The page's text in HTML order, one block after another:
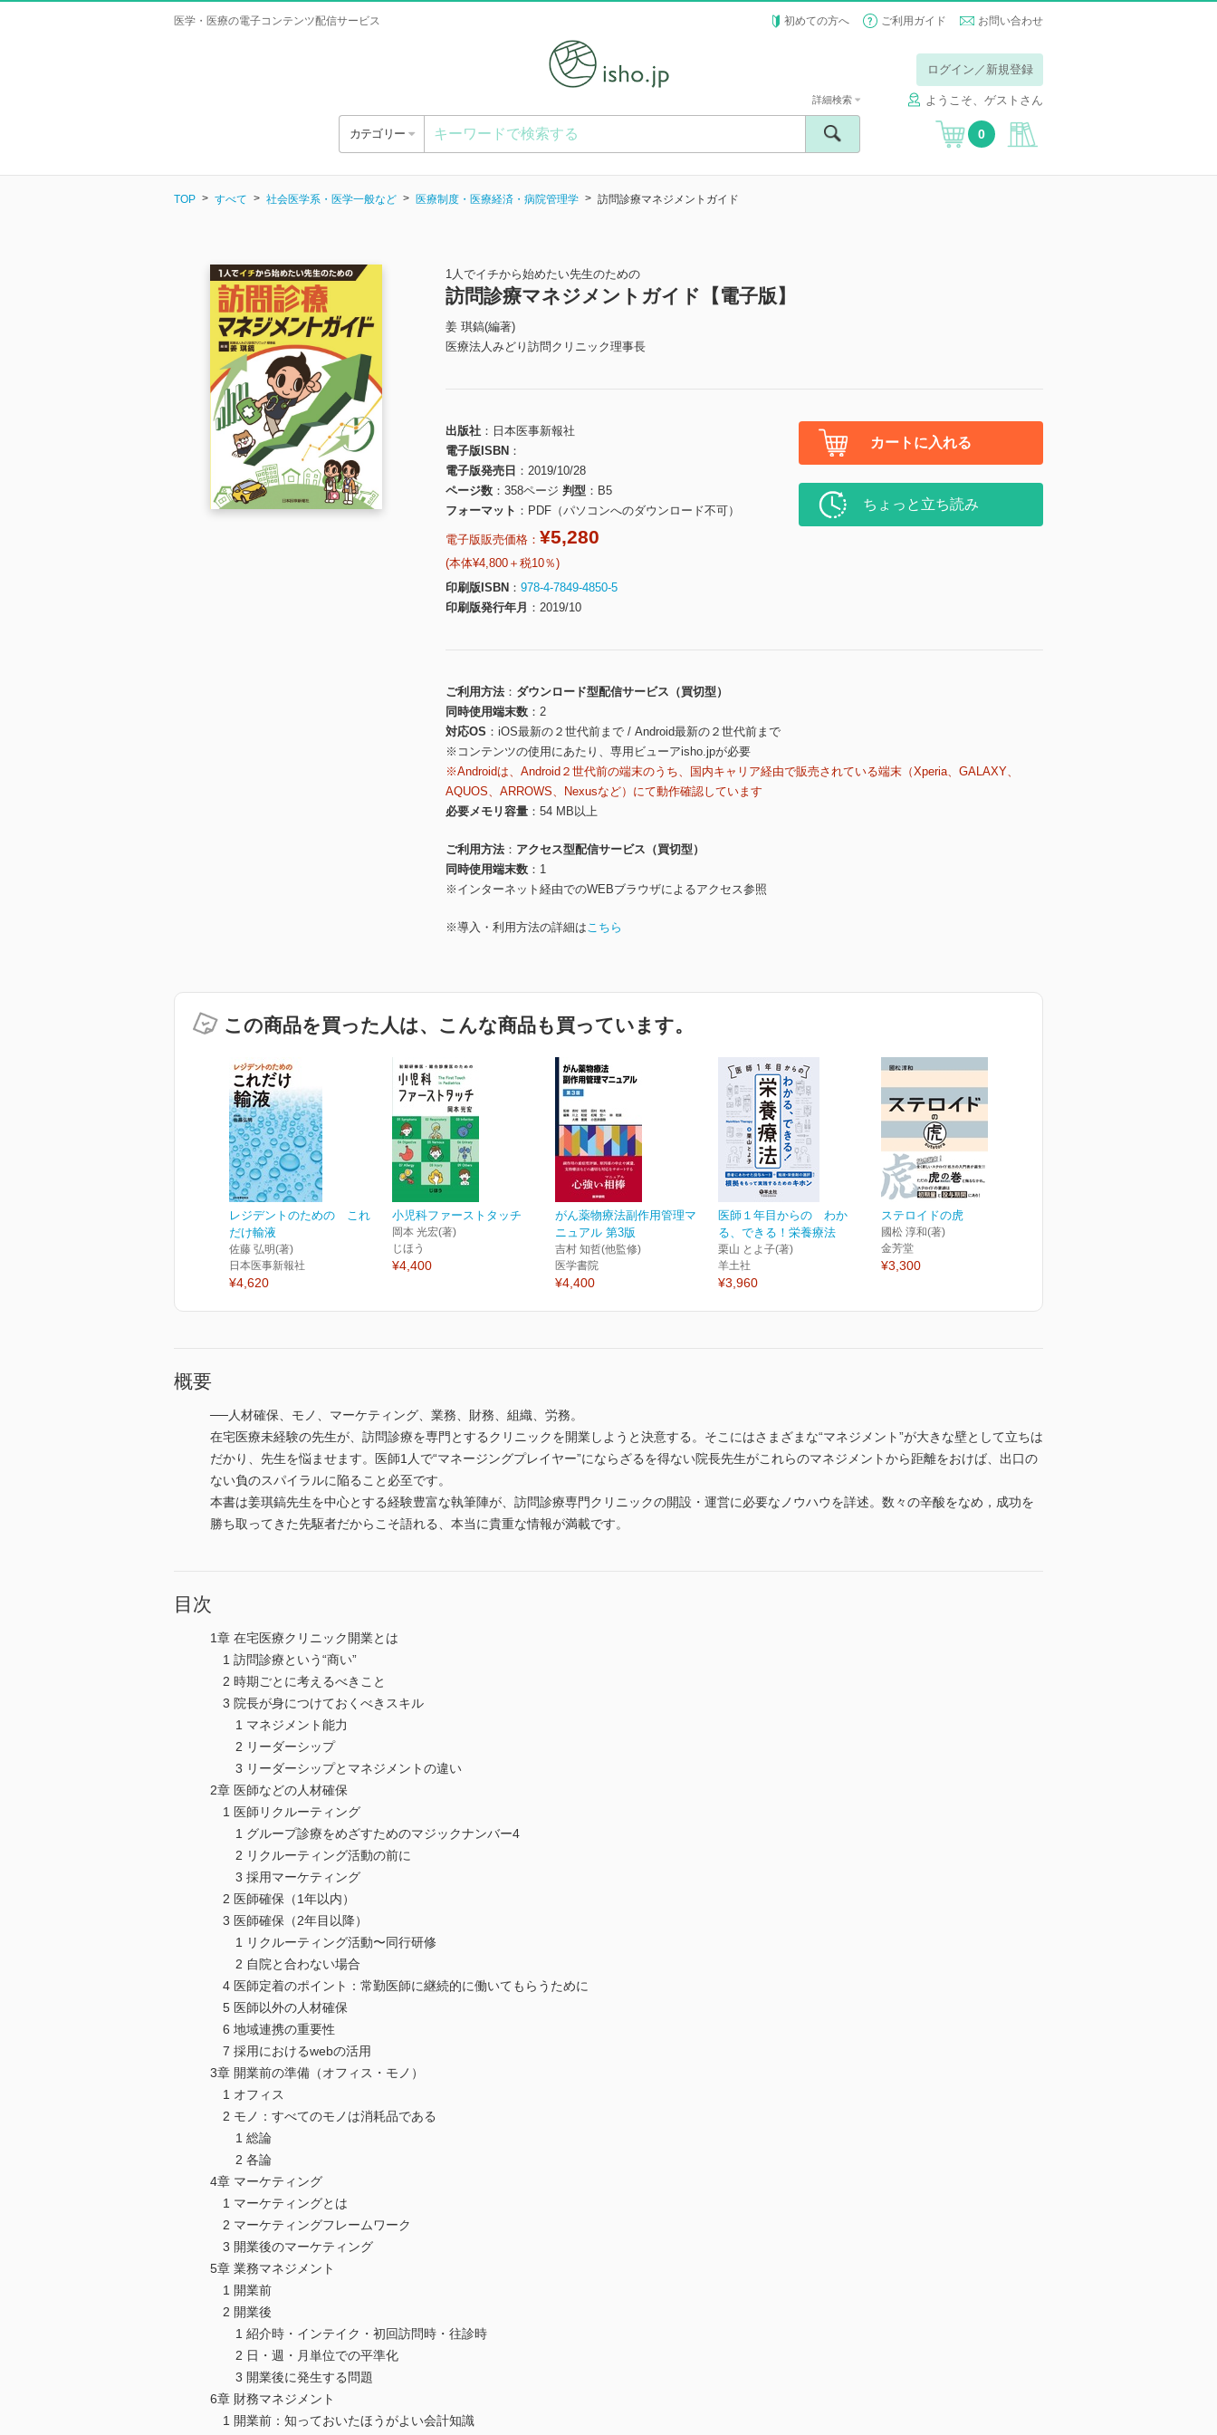
医学・医療の電子コンテンツ配信サービス 初めての方へ ご利用ガイド お問い合わせ
ログイン／新規登録
ようこそ、ゲストさん
カテゴリー
詳細検索
0
TOP すべて 社会医学系・医学一般など 医療制度・医療経済・病院管理学 訪問診療マネジメントガイド
1人でイチから始めたい先生のための
訪問診療マネジメントガイド【電子版】
姜 琪鎬(編著)
医療法人みどり訪問クリニック理事長
出版社
日本医事新報社
電子版ISBN
電子版発売日
2019/10/28
ページ数
358ページ 判型
B5
フォーマット
PDF（パソコンへのダウンロード不可）
電子版販売価格： ¥5,280
(本体¥4,800＋税10％)
印刷版ISBN
978-4-7849-4850-5
印刷版発行年月
2019/10
カートに入れる
ちょっと立ち読み
ご利用方法
ダウンロード型配信サービス（買切型）
同時使用端末数
2
対応OS
iOS最新の２世代前まで / Android最新の２世代前まで
※コンテンツの使用にあたり、専用ビューアisho.jpが必要
※Androidは、Android２世代前の端末のうち、国内キャリア経由で販売されている端末（Xperia、GALAXY、
AQUOS、ARROWS、Nexusなど）にて動作確認しています
必要メモリ容量
54 MB以上
ご利用方法
アクセス型配信サービス（買切型）
同時使用端末数
1
※インターネット経由でのWEBブラウザによるアクセス参照
※導入・利用方法の詳細はこちら
この商品を買った人は、こんな商品も買っています。
レジデントのための これ
だけ輸液
佐藤 弘明(著)
日本医事新報社
¥4,620
小児科ファーストタッチ
岡本 光宏(著)
じほう
¥4,400
がん薬物療法副作用管理マ
ニュアル 第3版
吉村 知哲(他監修)
医学書院
¥4,400
医師１年目からの わか
る、できる！栄養療法
栗山 とよ子(著)
羊土社
¥3,960
ステロイドの虎
國松 淳和(著)
金芳堂
¥3,300
概要
──人材確保、モノ、マーケティング、業務、財務、組織、労務。
在宅医療未経験の先生が、訪問診療を専門とするクリニックを開業しようと決意する。そこにはさまざまな“マネジメント”が大きな壁として立ちは
だかり、先生を悩ませます。医師1人で“マネージングプレイヤー”にならざるを得ない院長先生がこれらのマネジメントから距離をおけば、出口の
ない負のスパイラルに陥ること必至です。
本書は姜琪鎬先生を中心とする経験豊富な執筆陣が、訪問診療専門クリニックの開設・運営に必要なノウハウを詳述。数々の辛酸をなめ，成功を
勝ち取ってきた先駆者だからこそ語れる、本当に貴重な情報が満載です。
目次
1章 在宅医療クリニック開業とは
1 訪問診療という“商い”
2 時期ごとに考えるべきこと
3 院長が身につけておくべきスキル
1 マネジメント能力
2 リーダーシップ
3 リーダーシップとマネジメントの違い
2章 医師などの人材確保
1 医師リクルーティング
1 グループ診療をめざすためのマジックナンバー4
2 リクルーティング活動の前に
3 採用マーケティング
2 医師確保（1年以内）
3 医師確保（2年目以降）
1 リクルーティング活動〜同行研修
2 自院と合わない場合
4 医師定着のポイント：常勤医師に継続的に働いてもらうために
5 医師以外の人材確保
6 地域連携の重要性
7 採用におけるwebの活用
3章 開業前の準備（オフィス・モノ）
1 オフィス
2 モノ：すべてのモノは消耗品である
1 総論
2 各論
4章 マーケティング
1 マーケティングとは
2 マーケティングフレームワーク
3 開業後のマーケティング
5章 業務マネジメント
1 開業前
2 開業後
1 紹介時・インテイク・初回訪問時・往診時
2 日・週・月単位での平準化
3 開業後に発生する問題
6章 財務マネジメント
1 開業前：知っておいたほうがよい会計知識